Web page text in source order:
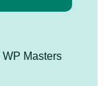
WP Masters